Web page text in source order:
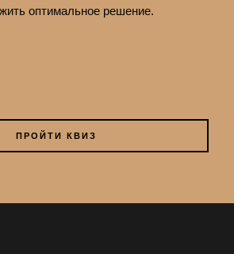
оптимальное решение.
ПРОЙТИ КВИЗ